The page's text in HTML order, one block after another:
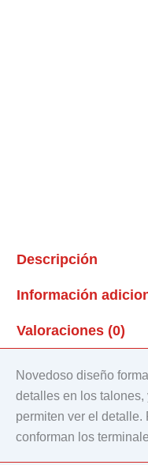
Descripción
Información
Valoraciones (0)
Novedoso diseño
detalles en los
permiten ver el detalle.
conforman los